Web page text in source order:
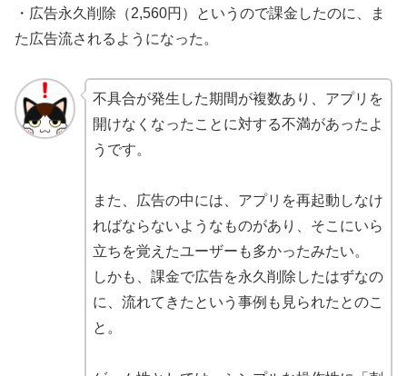
・広告永久削除（2,560円）というので課金したのに、ま
た広告流されるようになった。
不具合が発生した期間が複数あり、アプリを
開けなくなったことに対する不満があったよ
うです。
また、広告の中には、アプリを再起動しなけ
ればならないようなものがあり、そこにいら
立ちを覚えたユーザーも多かったみたい。
しかも、課金で広告を永久削除したはずなの
に、流れてきたという事例も見られたとのこ
と。